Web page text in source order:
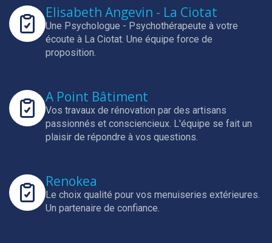
Elisabeth Angevin - La Ciotat
Une Psychologue - Psychothérapeute à votre
écoute à La Ciotat. Une équipe force de
proposition.
A Point Bâtiment
Vos travaux de rénovation par des artisans
passionnés et consciencieux. L'équipe se fait un
plaisir de répondre à vos questions.
Renokea
Le choix qualité pour vos menuiseries extérieures.
Un partenaire de confiance.